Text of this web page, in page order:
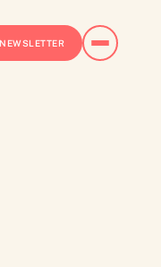
NEWSLETTER